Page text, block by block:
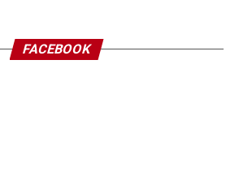
FACEBOOK